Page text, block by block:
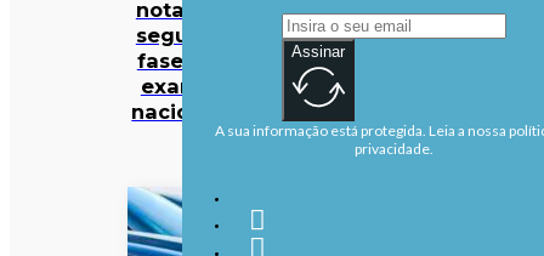
notas da
segunda
fase dos
exames
nacionais
Assinar
A sua informação está protegida. Leia a nossa
privacidade.